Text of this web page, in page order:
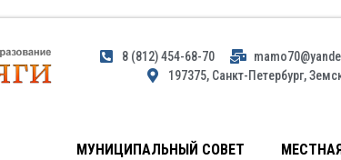
8 (812) 454-68-70
197375, Санкт-Петербург,
МУНИЦИПАЛЬНЫЙ СОВЕТ